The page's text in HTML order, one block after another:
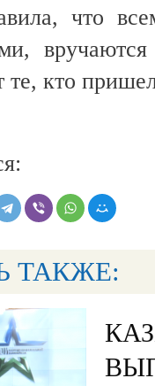
что
те, кто
ТАКЖЕ: